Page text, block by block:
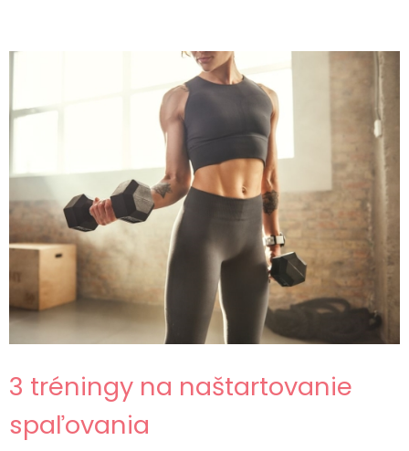
3 tréningy na naštartovanie
spaľovania